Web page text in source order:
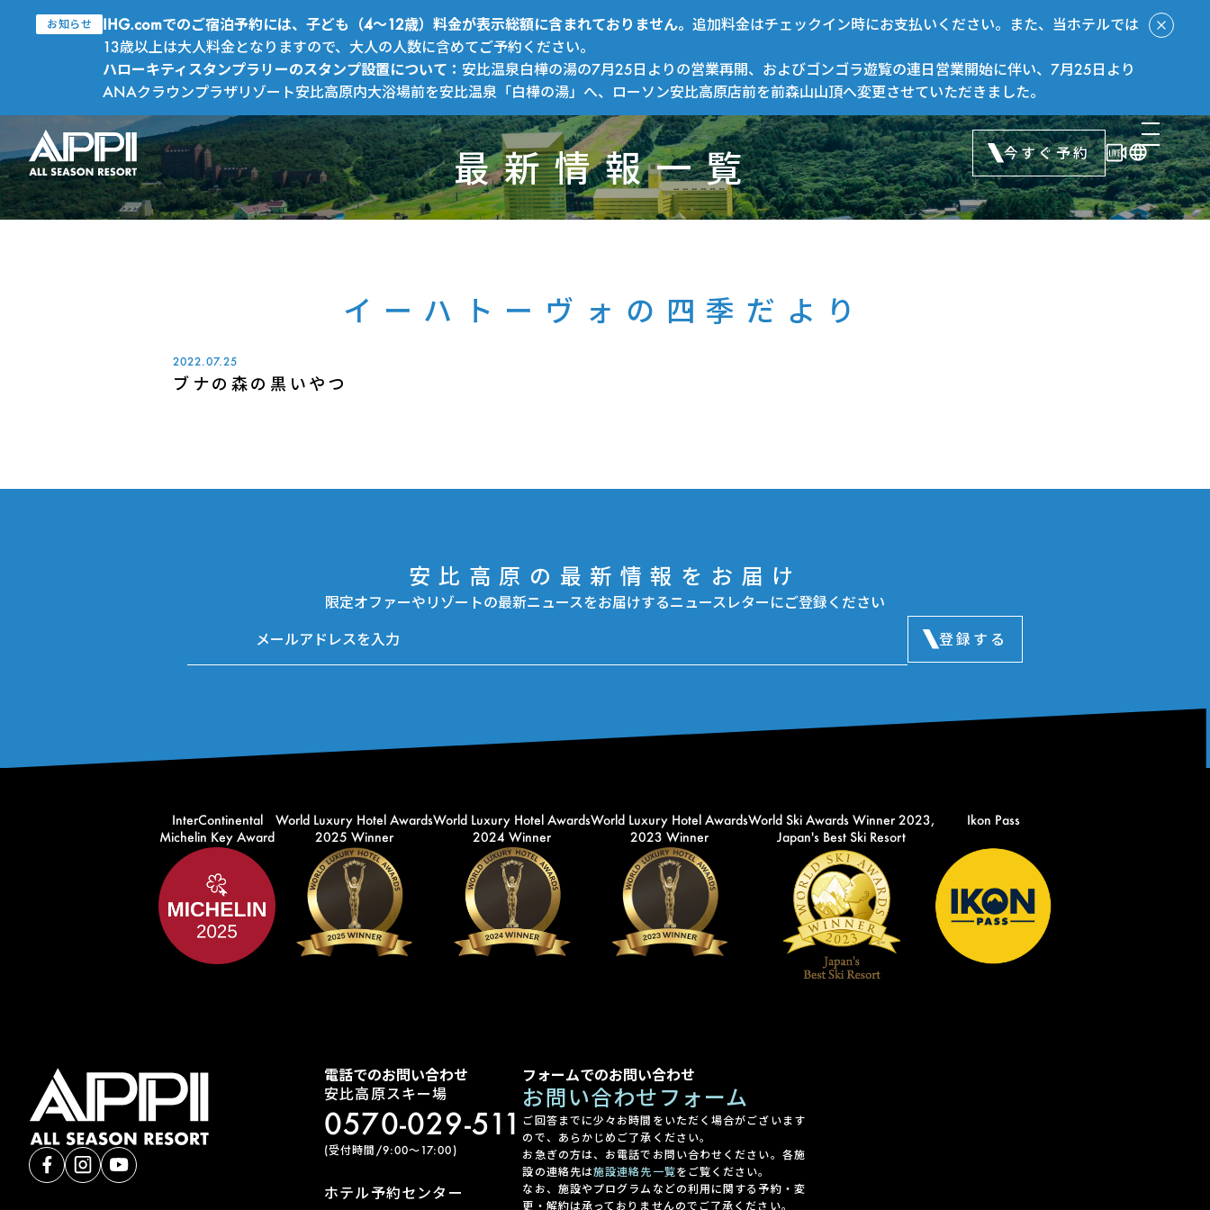
お知らせ IHG.comでのご宿泊予約には、子ども（4～12歳）料金が表示総額に含まれておりません。追加料金はチェックイン時にお支払いください。また、当ホテルでは
13歳以上は大人料金となりますので、大人の人数に含めてご予約ください。
ハローキティスタンプラリーのスタンプ設置について：安比温泉白樺の湯の7月25日よりの営業再開、およびゴンゴラ遊覧の連日営業開始に伴い、7月25日より
ANAクラウンプラザリゾート安比高原内大浴場前を安比温泉「白樺の湯」へ、ローソン安比高原店前を前森山山頂へ変更させていただきました。
今すぐ予約
最新情報一覧
イーハトーヴォの四季だより
2022.07.25
ブナの森の黒いやつ
安比高原の最新情報をお届け
限定オファーやリゾートの最新ニュースをお届けするニュースレターにご登録ください
登録する
InterContinental
Michelin Key Award
World Luxury Hotel Awards
2025 Winner
World Luxury Hotel Awards
2024 Winner
World Luxury Hotel Awards
2023 Winner
World Ski Awards Winner 2023,
Japan's Best Ski Resort
Ikon Pass
電話でのお問い合わせ
安比高原スキー場
0570-029-511
(受付時間/9:00〜17:00)
ホテル予約センター
フォームでのお問い合わせ
お問い合わせフォーム
ご回答までに少々お時間をいただく場合がございます
ので、あらかじめご了承ください。
お急ぎの方は、お電話でお問い合わせください。各施
設の連絡先は施設連絡先一覧をご覧ください。
なお、施設やプログラムなどの利用に関する予約・変
更・解約は承っておりませんのでご了承ください。